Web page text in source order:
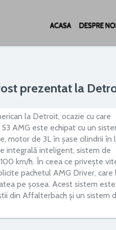
ACASA DESPRE
prezentat la
la Detroit, ocazie cu care
AMG este echipat cu un
motor de 3L în șase cilindrii în
integrală inteligent, sistem de
km/h. În ceea ce privește
pachetul AMG Driver,
pe șosea. Acest sistem
din Affalterbach și un sistem